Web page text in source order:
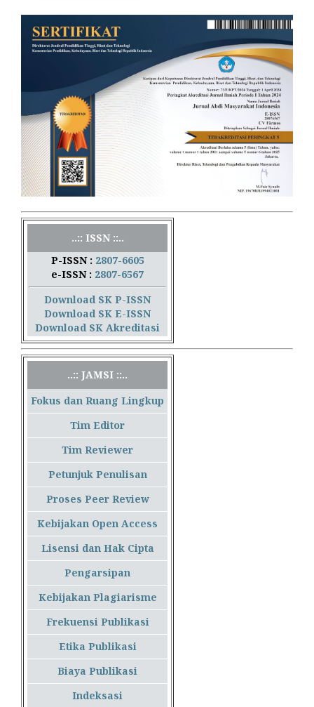
..:: ISSN ::..
P-ISSN : 2807-6605
e-ISSN : 2807-6567
Download SK P-ISSN
Download SK E-ISSN
Download SK Akreditasi
..:: JAMSI ::..
Fokus dan Ruang Lingkup
Tim Editor
Tim Reviewer
Petunjuk Penulisan
Proses Peer Review
Kebijakan Open Access
Lisensi dan Hak Cipta
Pengarsipan
Kebijakan Plagiarisme
Frekuensi Publikasi
Etika Publikasi
Biaya Publikasi
Indeksasi